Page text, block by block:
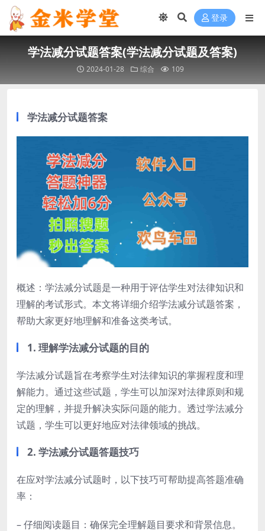
登录
学法减分试题答案(学法减分试题及答案)
2024-01-28 综合 109
学法减分试题答案
概述：学法减分试题是一种用于评估学生对法律知识和
理解的考试形式。本文将详细介绍学法减分试题答案，
帮助大家更好地理解和准备这类考试。
1. 理解学法减分试题的目的
学法减分试题旨在考察学生对法律知识的掌握程度和理
解能力。通过这些试题，学生可以加深对法律原则和规
定的理解，并提升解决实际问题的能力。透过学法减分
试题，学生可以更好地应对法律领域的挑战。
2. 学法减分试题答题技巧
在应对学法减分试题时，以下技巧可帮助提高答题准确
率：
– 仔细阅读题目：确保完全理解题目要求和背景信息。